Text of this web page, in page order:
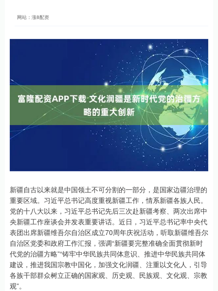
网站：涨8配资
新疆自古以来就是中国领土不可分割的一部分，是国家边疆治理的
重要区域。习近平总书记高度重视新疆工作，情系新疆各族人民。
党的十八大以来，习近平总书记先后三次赴新疆考察、两次出席中
央新疆工作座谈会并发表重要讲话。近日，习近平总书记率中央代
表团出席新疆维吾尔自治区成立70周年庆祝活动，听取新疆维吾尔
自治区党委和政府工作汇报，强调“新疆要完整准确全面贯彻新时
代党的治疆方略”“铸牢中华民族共同体意识、推进中华民族共同体
建设，推进我国宗教中国化，加强文化润疆、注重以文化人，引导
各族干部群众树立正确的国家观、历史观、民族观、文化观、宗教
观”。